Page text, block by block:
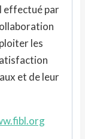
effectué par
les
et de leur